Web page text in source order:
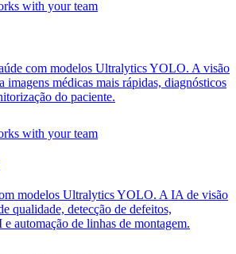
com modelos Ultralytics YOLO. A visão
imagens médicas mais rápidas, diagnósticos
do paciente.
modelos Ultralytics YOLO. A IA de visão
qualidade, detecção de defeitos,
automação de linhas de montagem.